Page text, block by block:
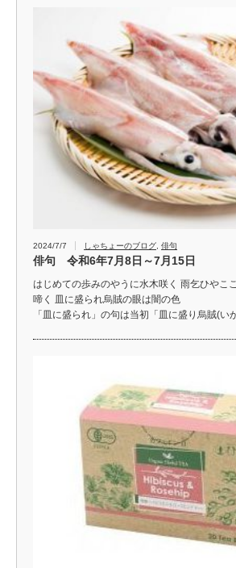
2024/7/7 しゃちょーのブログ 俳句
俳句 令和6年7月8日～7月15日
はじめての歩みのやうに水木咲く 雨乞ひやこ
啼く 皿に盛られ烏賊の眼
「皿に盛られ」の句は当初「皿に盛り烏賊(い